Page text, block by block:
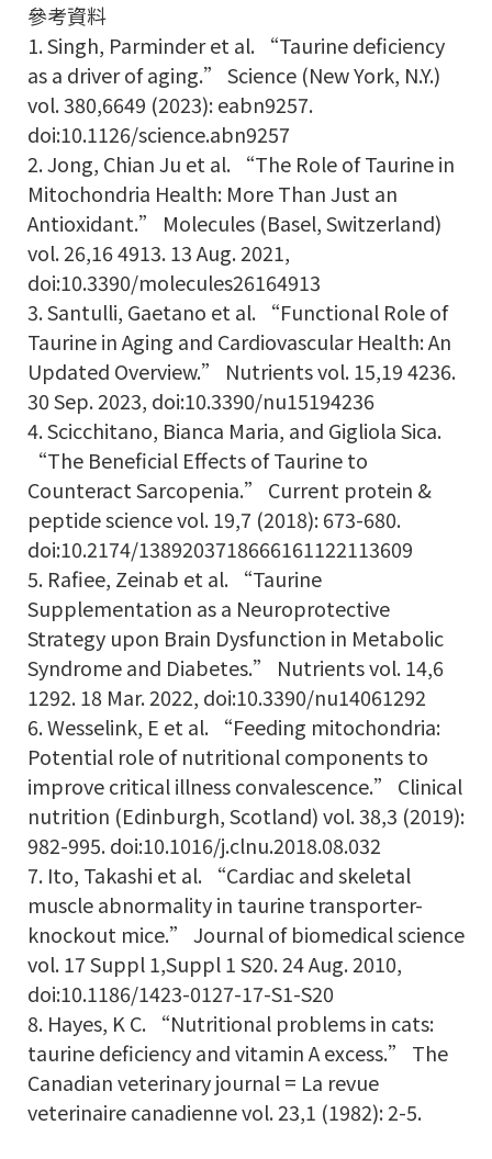
參考資料
1. Singh, Parminder et al. “Taurine deficiency
as a driver of aging.” Science (New York, N.Y.)
vol. 380,6649 (2023): eabn9257.
doi:10.1126/science.abn9257
2. Jong, Chian Ju et al. “The Role of Taurine in
Mitochondria Health: More Than Just an
Antioxidant.” Molecules (Basel, Switzerland)
vol. 26,16 4913. 13 Aug. 2021,
doi:10.3390/molecules26164913
3. Santulli, Gaetano et al. “Functional Role of
Taurine in Aging and Cardiovascular Health: An
Updated Overview.” Nutrients vol. 15,19 4236.
30 Sep. 2023, doi:10.3390/nu15194236
4. Scicchitano, Bianca Maria, and Gigliola Sica.
“The Beneficial Effects of Taurine to
Counteract Sarcopenia.” Current protein &
peptide science vol. 19,7 (2018): 673-680.
doi:10.2174/1389203718666161122113609
5. Rafiee, Zeinab et al. “Taurine
Supplementation as a Neuroprotective
Strategy upon Brain Dysfunction in Metabolic
Syndrome and Diabetes.” Nutrients vol. 14,6
1292. 18 Mar. 2022, doi:10.3390/nu14061292
6. Wesselink, E et al. “Feeding mitochondria:
Potential role of nutritional components to
improve critical illness convalescence.” Clinical
nutrition (Edinburgh, Scotland) vol. 38,3 (2019):
982-995. doi:10.1016/j.clnu.2018.08.032
7. Ito, Takashi et al. “Cardiac and skeletal
muscle abnormality in taurine transporter-
knockout mice.” Journal of biomedical science
vol. 17 Suppl 1,Suppl 1 S20. 24 Aug. 2010,
doi:10.1186/1423-0127-17-S1-S20
8. Hayes, K C. “Nutritional problems in cats:
taurine deficiency and vitamin A excess.” The
Canadian veterinary journal = La revue
veterinaire canadienne vol. 23,1 (1982): 2-5.